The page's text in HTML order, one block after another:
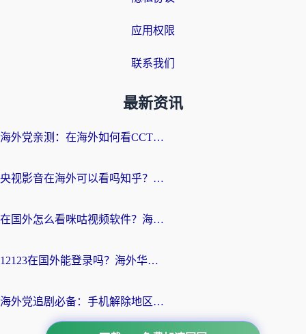
应用权限
联系我们
最新资讯
海外党亲测：在海外如何看CCTV？告别“仅限大陆播放”的实用指南
央视影音在海外可以看吗知乎？留学生亲测：3步解决地域限制+追剧自由
在国外怎么看咪咕视频软件？海外党亲测有效的回国加速方案
12123在国外能登录吗？海外华人必看的回国加速实用指南
海外党追剧必备：手机解除地区限制app怎么选？解决央视视频&国内剧地区限制全指南